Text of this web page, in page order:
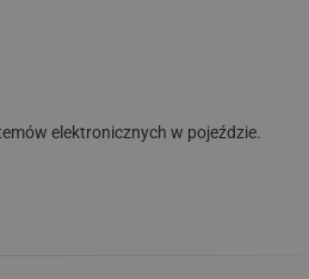
elektronicznych w pojeździe.